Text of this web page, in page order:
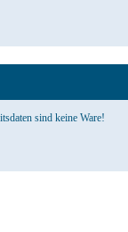
sind keine Ware!